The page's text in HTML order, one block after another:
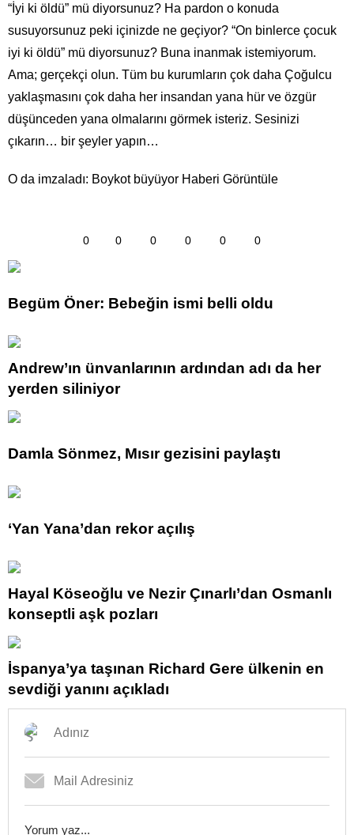
“İyi ki öldü” mü diyorsunuz? Ha pardon o konuda
susuyorsunuz peki içinizde ne geçiyor? “On binlerce çocuk
iyi ki öldü” mü diyorsunuz? Buna inanmak istemiyorum.
Ama; gerçekçi olun. Tüm bu kurumların çok daha Çoğulcu
yaklaşmasını çok daha her insandan yana hür ve özgür
düşünceden yana olmalarını görmek isteriz. Sesinizi
çıkarın… bir şeyler yapın…
O da imzaladı: Boykot büyüyor Haberi Görüntüle
0 0 0 0 0 0
Begüm Öner: Bebeğin ismi belli oldu
Andrew’ın ünvanlarının ardından adı da her
yerden siliniyor
Damla Sönmez, Mısır gezisini paylaştı
‘Yan Yana’dan rekor açılış
Hayal Köseoğlu ve Nezir Çınarlı’dan Osmanlı
konseptli aşk pozları
İspanya’ya taşınan Richard Gere ülkenin en
sevdiği yanını açıkladı